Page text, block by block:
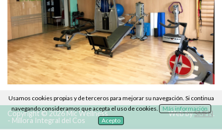
Copyright © 2026 Mic Wellness
- Millora Integral del Cos
Web bySMFN.
Usamos cookies propias y de terceros para mejorar su navegación. Si continua
navegando consideramos que acepta el uso de cookies.
Más información
Acepto